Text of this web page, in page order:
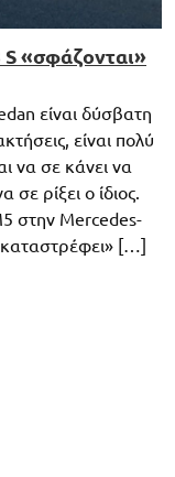
«σφάζονται»
είναι δύσβατη
είναι πολύ
να σε κάνει να
ρίξει ο ίδιος.
στην Mercedes-
[…]